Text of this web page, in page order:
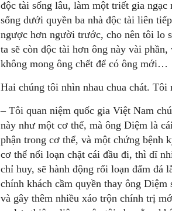
độc tài sống lâu, làm một triết gia
sống dưới quyền ba nhà độc tài liên
ngược hơn người trước, cho nên tôi lo
ta sẽ còn độc tài hơn ông này vài
không mong ông chết để có ông mới…
Hai chúng tôi nhìn nhau chua chát. Tôi
– Tôi quan niệm quốc gia Việt Nam
này như một cơ thể, mà ông Diệm là
phận trong cơ thể, và một chứng bệnh
cơ thể nổi loạn chặt cái đầu đi, thì dĩ
chỉ huy, sẽ hành động rối loạn đấm đá
chính khách cầm quyền thay ông
và gây thêm nhiều xáo trộn chính trị